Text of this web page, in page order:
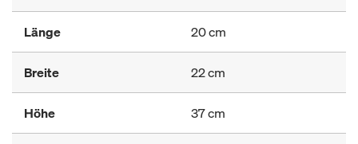
Länge 20 cm
Breite 22 cm
Höhe 37 cm